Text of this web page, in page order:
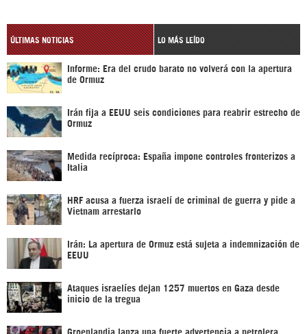
ÚLTIMAS NOTICIAS LO MÁS LEÍDO
Informe: Era del crudo barato no volverá con la apertura
de Ormuz
Irán fija a EEUU seis condiciones para reabrir estrecho de
Ormuz
Medida recíproca: España impone controles fronterizos a
Italia
HRF acusa a fuerza israelí de criminal de guerra y pide a
Vietnam arrestarlo
Irán: La apertura de Ormuz está sujeta a indemnización de
EEUU
Ataques israelíes dejan 1257 muertos en Gaza desde
inicio de la tregua
Groenlandia lanza una fuerte advertencia a petrolera